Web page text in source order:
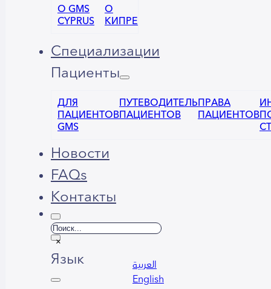
О GMS
CYPRUS
О
КИПРЕ
Специализации
Пациенты
ДЛЯ
ПАЦИЕНТОВ
GMS
ПУТЕВОДИТЕЛЬ
ПАЦИЕНТОВ
ПРАВА
ПАЦИЕНТОВ
Новости
FAQs
Контакты
Поиск
×
Язык
العربية
English